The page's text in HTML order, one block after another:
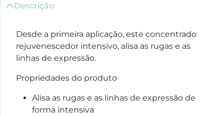
Descrição
Desde a primeira aplicação, este concentrado
rejuvenescedor intensivo, alisa as rugas e as
linhas de expressão.
Propriedades do produto
Alisa as rugas e as linhas de expressão de
forma intensiva